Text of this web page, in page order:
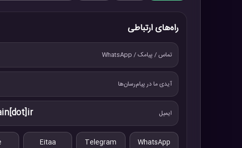
راه‌های ارتباطی
تماس / پیامک / WhatsApp
آیدی ما در پیام‌رسان‌ها
ایمیل
WhatsApp
Telegram
Eitaa